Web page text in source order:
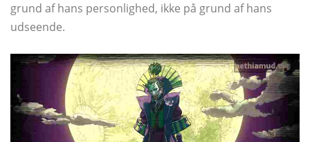
grund af hans personlighed, ikke på grund af hans
udseende.